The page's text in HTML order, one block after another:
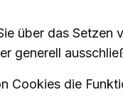
über das
generell
Cookies die